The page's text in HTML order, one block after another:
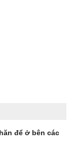
để ở bên các